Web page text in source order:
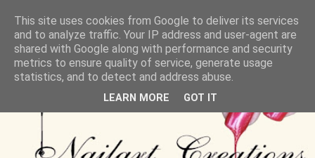
This site uses cookies from Google to deliver its services
and to analyze traffic. Your IP address and user-agent are
shared with Google along with performance and security
metrics to ensure quality of service, generate usage
statistics, and to detect and address abuse.
LEARN MORE GOT IT